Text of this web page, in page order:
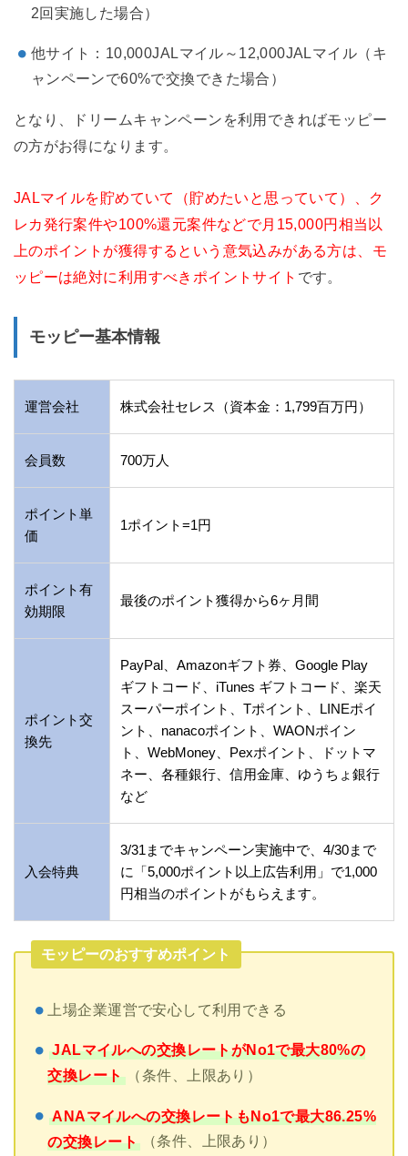
2回実施した場合）
他サイト：10,000JALマイル～12,000JALマイル（キ
ャンペーンで60%で交換できた場合）
となり、ドリームキャンペーンを利用できればモッピー
の方がお得になります。
JALマイルを貯めていて（貯めたいと思っていて）、ク
レカ発行案件や100%還元案件などで月15,000円相当以
上のポイントが獲得するという意気込みがある方は、モ
ッピーは絶対に利用すべきポイントサイト です。
モッピー基本情報
運営会社 株式会社セレス（資本金：1,799百万円）
会員数 700万人
ポイント単
価
1ポイント=1円
ポイント有
効期限
最後のポイント獲得から6ヶ月間
ポイント交
換先
PayPal、Amazonギフト券、Google Play
ギフトコード、iTunes ギフトコード、楽天
スーパーポイント、Tポイント、LINEポイ
ント、nanacoポイント、WAONポイン
ト、WebMoney、Pexポイント、ドットマ
ネー、各種銀行、信用金庫、ゆうちょ銀行
など
入会特典
3/31までキャンペーン実施中で、4/30まで
に「5,000ポイント以上広告利用」で1,000
円相当のポイントがもらえます。
モッピーのおすすめポイント
上場企業運営で安心して利用できる
JALマイルへの交換レートがNo1で最大80%の
交換レート
（条件、上限あり）
ANAマイルへの交換レートもNo1で最大86.25%
の交換レート
（条件、上限あり）